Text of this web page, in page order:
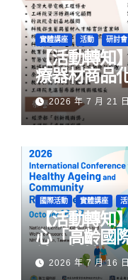
實體講座 活動 研討會
【活動轉知
療器材商品
2026 年 7 月 21 日
國際活動 實體講座
【活動轉知
心「高齡國
社區韌性」
2026 年 7 月 16 日